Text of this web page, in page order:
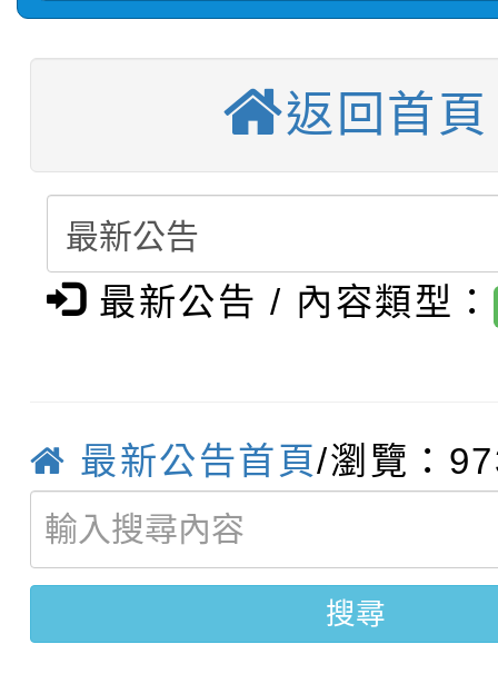
結果(第3招)
學年度第1學期第9次
結果(第4招)
【甄選結果(第12招)】
結果(第12招)
賽及師生本土語及新住
賽實施要點
轉知：「桃園市115學
比賽實施要點」
轉知：「115年金融知
畫影片一案
劇比賽實施要點」及修
表
轉知：桃園市115年度
敬師藝文競賽』實施計
【甄選結果(第11招)】
學年度第1學期第7次代
結果(第11招)
【甄選結果(第3招)】
學年度第1學期第9次代
返回首頁
最新公告 / 內容類型：
最新公告首頁/瀏覽：
搜尋